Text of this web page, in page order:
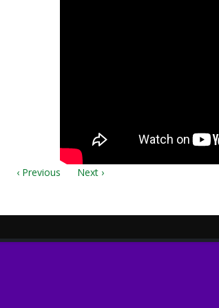
‹ Previous Next ›